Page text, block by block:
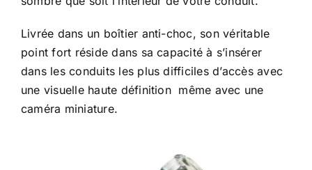
Livrée dans un boîtier anti-choc, son véritable
point fort réside dans sa capacité à s’insérer
dans les conduits les plus difficiles d’accès avec
une visuelle haute définition même avec une
caméra miniature.